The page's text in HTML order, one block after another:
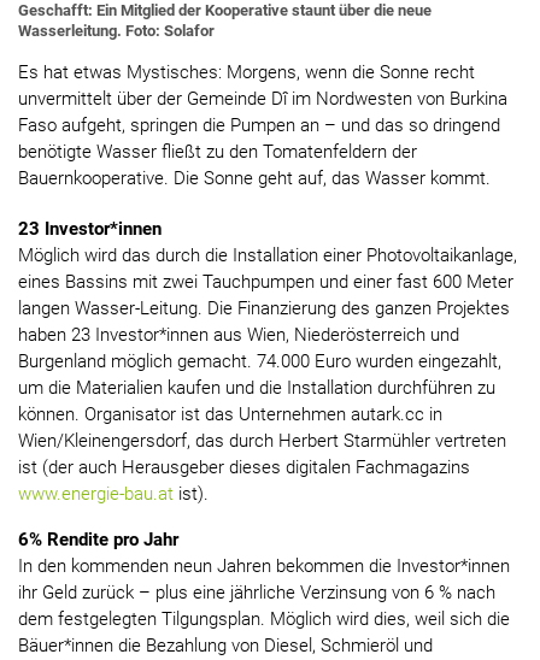
Geschafft: Ein Mitglied der Kooperative staunt über die neue
Wasserleitung. Foto: Solafor
Es hat etwas Mystisches: Morgens, wenn die Sonne recht
unvermittelt über der Gemeinde Dî im Nordwesten von Burkina
Faso aufgeht, springen die Pumpen an – und das so dringend
benötigte Wasser fließt zu den Tomatenfeldern der
Bauernkooperative. Die Sonne geht auf, das Wasser kommt.
23 Investor*innen
Möglich wird das durch die Installation einer Photovoltaikanlage,
eines Bassins mit zwei Tauchpumpen und einer fast 600 Meter
langen Wasser-Leitung. Die Finanzierung des ganzen Projektes
haben 23 Investor*innen aus Wien, Niederösterreich und
Burgenland möglich gemacht. 74.000 Euro wurden eingezahlt,
um die Materialien kaufen und die Installation durchführen zu
können. Organisator ist das Unternehmen autark.cc in
Wien/Kleinengersdorf, das durch Herbert Starmühler vertreten
ist (der auch Herausgeber dieses digitalen Fachmagazins
www.energie-bau.at ist).
6% Rendite pro Jahr
In den kommenden neun Jahren bekommen die Investor*innen
ihr Geld zurück – plus eine jährliche Verzinsung von 6 % nach
dem festgelegten Tilgungsplan. Möglich wird dies, weil sich die
Bäuer*innen die Bezahlung von Diesel, Schmieröl und